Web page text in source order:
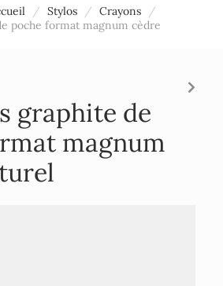
/ Stylos / Crayons
/
poche format magnum cèdre
graphite de
magnum